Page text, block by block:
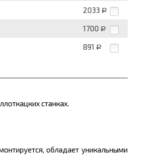
2033 Р
1700 Р
891 Р
станках.
обладает уникальными